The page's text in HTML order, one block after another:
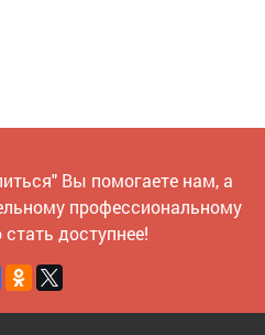
Вы помогаете нам, а
профессиональному
доступнее!